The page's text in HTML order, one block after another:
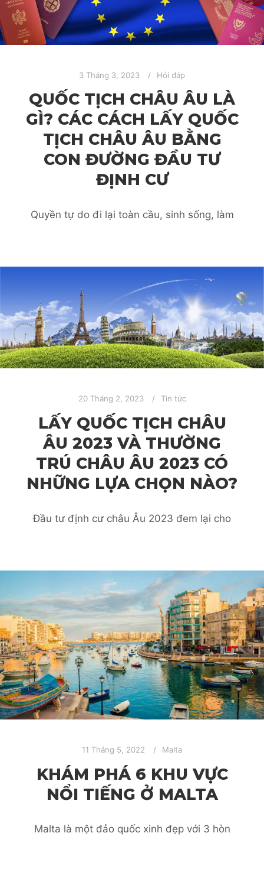
3 Tháng 3, 2023 Hỏi đáp
QUỐC TỊCH CHÂU ÂU LÀ
GÌ? CÁC CÁCH LẤY QUỐC
TỊCH CHÂU ÂU BẰNG
CON ĐƯỜNG ĐẦU TƯ
ĐỊNH CƯ
Quyền tự do đi lại toàn cầu, sinh sống, làm
20 Tháng 2, 2023 Tin tức
LẤY QUỐC TỊCH CHÂU
ÂU 2023 VÀ THƯỜNG
TRÚ CHÂU ÂU 2023 CÓ
NHỮNG LỰA CHỌN NÀO?
Đầu tư định cư châu Âu 2023 đem lại cho
11 Tháng 5, 2022 Malta
KHÁM PHÁ 6 KHU VỰC
NỔI TIẾNG Ở MALTA
Malta là một đảo quốc xinh đẹp với 3 hòn